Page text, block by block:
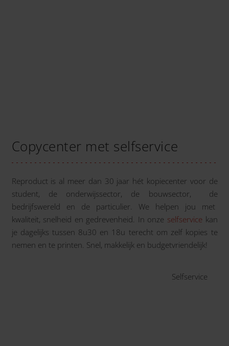
Copycenter met selfservice
Reproduct is al meer dan 30 jaar hét kopiecenter voor de
student, de onderwijssector, de bouwsector, de
bedrijfswereld en de particulier. We helpen jou met
kwaliteit, snelheid en gedrevenheid. In onze selfservice kan
je dagelijks tussen 8u30 en 18u terecht om zelf kopies te
nemen en te printen. Snel, makkelijk en budgetvriendelijk!
Selfservice